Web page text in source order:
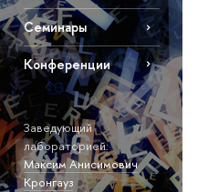
Семинары
Конференции
Заведующий
лабораторией:
Максим Анисимович
Кронгауз